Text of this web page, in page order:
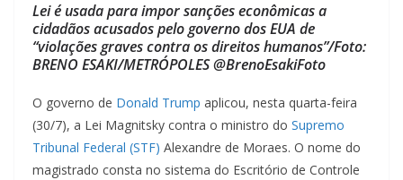
Lei é usada para impor sanções econômicas a
cidadãos acusados pelo governo dos EUA de
“violações graves contra os direitos humanos”/Foto:
BRENO ESAKI/METRÓPOLES @BrenoEsakiFoto
O governo de Donald Trump aplicou, nesta quarta-feira
(30/7), a Lei Magnitsky contra o ministro do Supremo
Tribunal Federal (STF) Alexandre de Moraes. O nome do
magistrado consta no sistema do Escritório de Controle